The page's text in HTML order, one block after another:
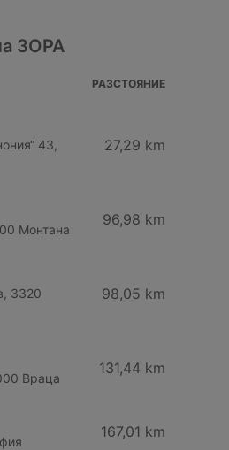
ЗОРА
РАЗСТОЯНИЕ
43,
27,29 km
Монтана
96,98 km
3320
98,05 km
Враца
131,44 km
167,01 km